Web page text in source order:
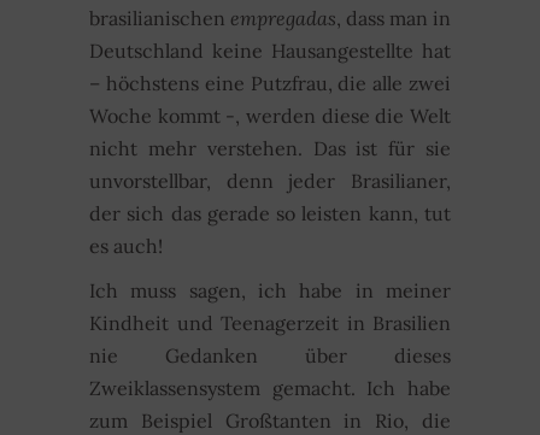
brasilianischen empregadas, dass man in
Deutschland keine Hausangestellte hat
– höchstens eine Putzfrau, die alle zwei
Woche kommt -, werden diese die Welt
nicht mehr verstehen. Das ist für sie
unvorstellbar, denn jeder Brasilianer,
der sich das gerade so leisten kann, tut
es auch!
Ich muss sagen, ich habe in meiner
Kindheit und Teenagerzeit in Brasilien
nie Gedanken über dieses
Zweiklassensystem gemacht. Ich habe
zum Beispiel Großtanten in Rio, die